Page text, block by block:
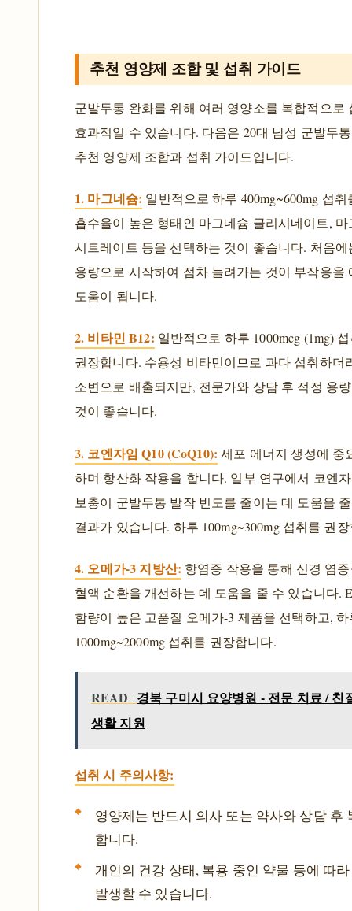
추천 영양제 조합 및 섭취 가이드
군발두통 완화를 위해 여러 영양소를 복합적으로
효과적일 수 있습니다. 다음은 20대 남성 군발두
추천 영양제 조합과 섭취 가이드입니다.
1. 마그네슘: 일반적으로 하루 400mg~600mg 섭
흡수율이 높은 형태인 마그네슘 글리시네이트, 마
시트레이트 등을 선택하는 것이 좋습니다. 처음에
용량으로 시작하여 점차 늘려가는 것이 부작용을
도움이 됩니다.
2. 비타민 B12: 일반적으로 하루 1000mcg (1mg)
권장합니다. 수용성 비타민이므로 과다 섭취하더
소변으로 배출되지만, 전문가와 상담 후 적정 용
것이 좋습니다.
3. 코엔자임 Q10 (CoQ10): 세포 에너지 생성에 중
하며 항산화 작용을 합니다. 일부 연구에서 코엔
보충이 군발두통 발작 빈도를 줄이는 데 도움을
결과가 있습니다. 하루 100mg~300mg 섭취를 권
4. 오메가-3 지방산: 항염증 작용을 통해 신경 염
혈액 순환을 개선하는 데 도움을 줄 수 있습니다.
함량이 높은 고품질 오메가-3 제품을 선택하고,
1000mg~2000mg 섭취를 권장합니다.
READ 경북 구미시 요양병원 - 전문 치료 / 친
생활 지원
섭취 시 주의사항:
영양제는 반드시 의사 또는 약사와 상담 후
합니다.
개인의 건강 상태, 복용 중인 약물 등에 따
발생할 수 있습니다.